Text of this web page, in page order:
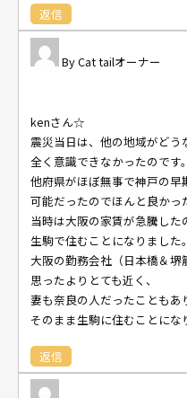
返信
Cat tailオーナー
kenさん☆
震災当日は、他の地域がどう
全く意識できなかったのです。
他府県がほぼ無事で神戸の早
可能だったのでほんと良かっ
当時は大阪の家賃が急騰した
生駒で住むことになりました。
大阪の勤務会社（日本橋＆堺
思ったよりとても近く、
妻も奈良の人だったこともあ
そのまま生駒に住むことにな
返信